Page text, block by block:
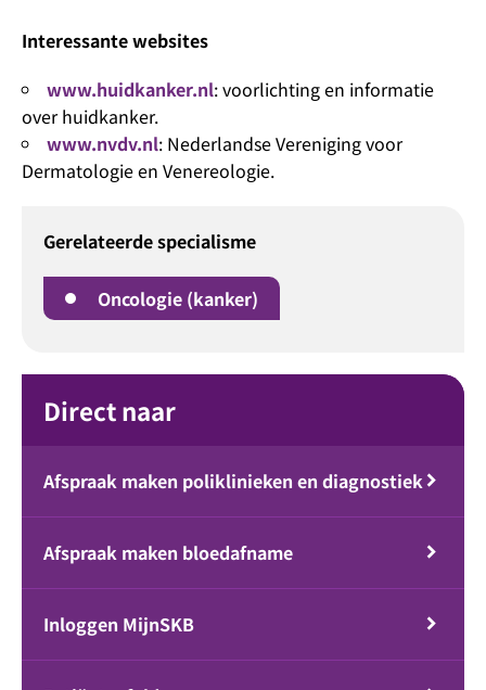
Interessante websites
www.huidkanker.nl: voorlichting en informatie
over huidkanker.
www.nvdv.nl: Nederlandse Vereniging voor
Dermatologie en Venereologie.
Gerelateerde specialisme
Oncologie (kanker)
Direct naar
Afspraak maken poliklinieken en diagnostiek
Afspraak maken bloedafname
Inloggen MijnSKB